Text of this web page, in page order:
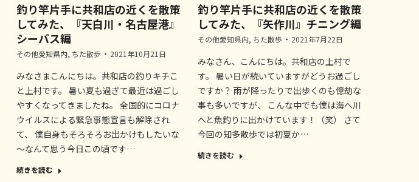
釣り竿片手に共和店の近くを散策
してみた、『天白川・名古屋港』
シーバス編
その他愛知県内, ちた散歩 2021年10月21日
みなさまこんにちは。共和店の釣りキチこ
と上村です。 暑い夏も過ぎて最近は過ごし
やすくなってきましたね。 全国的にコロナ
ウイルスによる緊急事態宣言も解除され
て、 僕自身もそろそろお出かけもしたいな
～なんて思う今日この頃です…
続きを読む
釣り竿片手に共和店の近くを散策
してみた、『矢作川』チニング編
その他愛知県内, ちた散歩 2021年7月22日
みなさん、こんにちは。共和店の上村で
す。 暑い日が続いていますがどうお過ごし
ですか？ 雨が降ったりで出歩くのも億劫な
事も多いですが、 こんな中でも僕は海へ川
へと魚釣りに出かけています！（笑） さて
今回の知多散歩では初夏か…
続きを読む